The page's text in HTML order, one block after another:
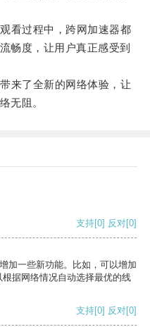
过程中，跨网加速器都
畅度，让用户真正感受到
了全新的网络体验，让
无阻。
支持[0] 反对[0]
加一些新功能。比如，可以增加
据网络情况自动选择最优的线
支持[0] 反对[0]